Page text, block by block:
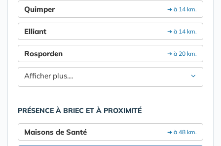
➔ à 14 km.
Quimper
➔ à 14 km.
Elliant
➔ à 20 km.
Rosporden
Afficher plus....
PRÉSENCE À BRIEC ET À PROXIMITÉ
➔ à 48 km.
Maisons de Santé